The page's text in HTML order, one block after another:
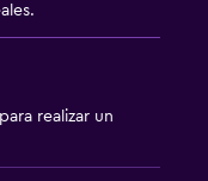
para realizar un